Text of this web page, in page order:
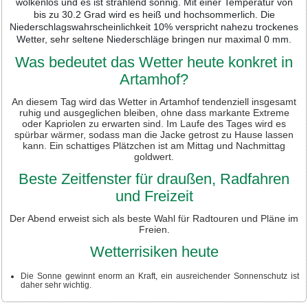
bis zu 30.2 Grad wird es heiß und hochsommerlich. Die
Niederschlagswahrscheinlichkeit 10% verspricht nahezu trockenes
Wetter, sehr seltene Niederschläge bringen nur maximal 0 mm.
Was bedeutet das Wetter heute konkret in
Artamhof?
An diesem Tag wird das Wetter in Artamhof tendenziell insgesamt
ruhig und ausgeglichen bleiben, ohne dass markante Extreme
oder Kapriolen zu erwarten sind. Im Laufe des Tages wird es
spürbar wärmer, sodass man die Jacke getrost zu Hause lassen
kann. Ein schattiges Plätzchen ist am Mittag und Nachmittag
goldwert.
Beste Zeitfenster für draußen, Radfahren
und Freizeit
Der Abend erweist sich als beste Wahl für Radtouren und Pläne im
Freien.
Wetterrisiken heute
Die Sonne gewinnt enorm an Kraft, ein ausreichender Sonnenschutz ist
daher sehr wichtig.